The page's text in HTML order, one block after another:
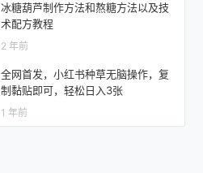
冰糖葫芦制作方法和熬糖方法以及技
术配方教程
2 年前
全网首发，小红书种草无脑操作，复
制黏贴即可，轻松日入3张
1 年前